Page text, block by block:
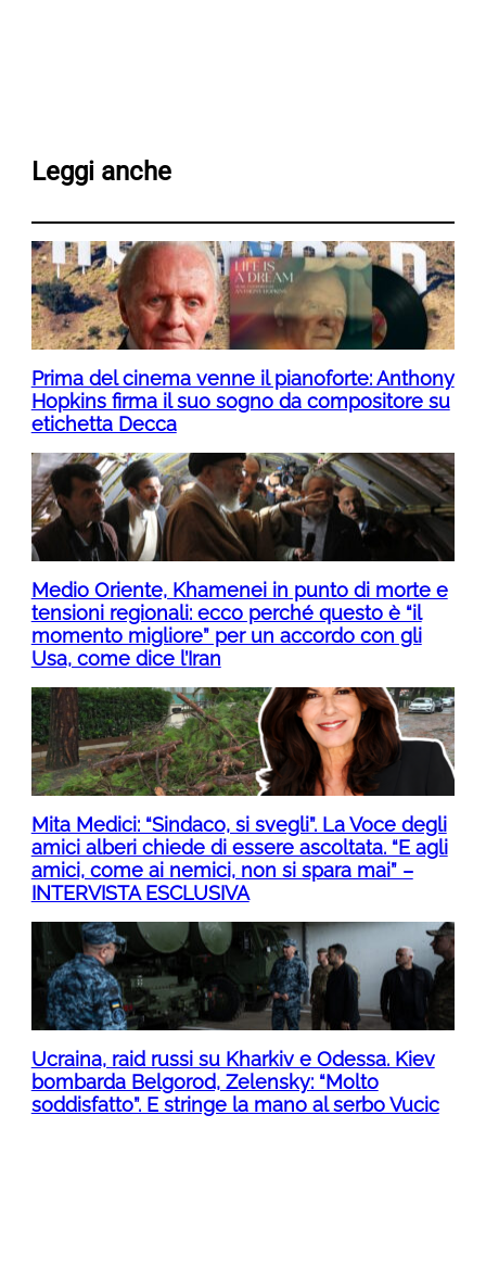
Leggi anche
Prima del cinema venne il pianoforte: Anthony
Hopkins firma il suo sogno da compositore su
etichetta Decca
Medio Oriente, Khamenei in punto di morte e
tensioni regionali: ecco perché questo è “il
momento migliore” per un accordo con gli
Usa, come dice l’Iran
Mita Medici: “Sindaco, si svegli”. La Voce degli
amici alberi chiede di essere ascoltata. “E agli
amici, come ai nemici, non si spara mai” –
INTERVISTA ESCLUSIVA
Ucraina, raid russi su Kharkiv e Odessa. Kiev
bombarda Belgorod, Zelensky: “Molto
soddisfatto”. E stringe la mano al serbo Vucic